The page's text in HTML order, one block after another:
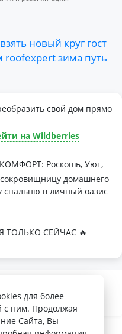
взять новый круг гост
roofexpertзима путь
свой дом прямо
на Wildberries
Роскошь, Уют,
домашнего
спальню в личный оазис
СЕЙЧАС 🔥
интерьеров
натур
для более
с ним. Продолжая
Сайта, Вы